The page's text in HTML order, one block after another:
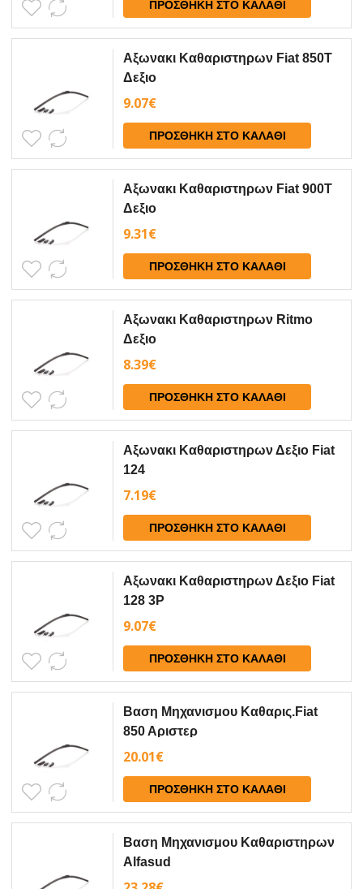
ΠΡΟΣΘΉΚΗ ΣΤΟ ΚΑΛΆΘΙ
Αξωνακι Καθαριστηρων Fiat 850Τ
Δεξιο
9.07€
ΠΡΟΣΘΉΚΗ ΣΤΟ ΚΑΛΆΘΙ
Αξωνακι Καθαριστηρων Fiat 900T
Δεξιο
9.31€
ΠΡΟΣΘΉΚΗ ΣΤΟ ΚΑΛΆΘΙ
Αξωνακι Καθαριστηρων Ritmo
Δεξιο
8.39€
ΠΡΟΣΘΉΚΗ ΣΤΟ ΚΑΛΆΘΙ
Αξωνακι Καθαριστηρων Δεξιο Fiat
124
7.19€
ΠΡΟΣΘΉΚΗ ΣΤΟ ΚΑΛΆΘΙ
Αξωνακι Καθαριστηρων Δεξιο Fiat
128 3P
9.07€
ΠΡΟΣΘΉΚΗ ΣΤΟ ΚΑΛΆΘΙ
Βαση Μηχανισμου Καθαρις.Fiat
850 Aριστερ
20.01€
ΠΡΟΣΘΉΚΗ ΣΤΟ ΚΑΛΆΘΙ
Βαση Μηχανισμου Καθαριστηρων
Alfasud